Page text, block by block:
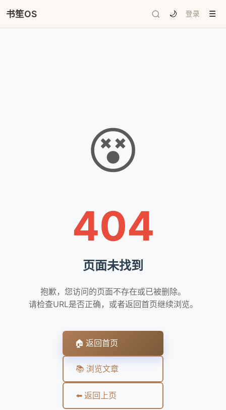
书笙OS 🌙 登录 ☰
😵
404
页面未找到
抱歉，您访问的页面不存在或已被删除。
请检查URL是否正确，或者返回首页继续浏览。
🏠 返回首页
📚 浏览文章
⬅️ 返回上页